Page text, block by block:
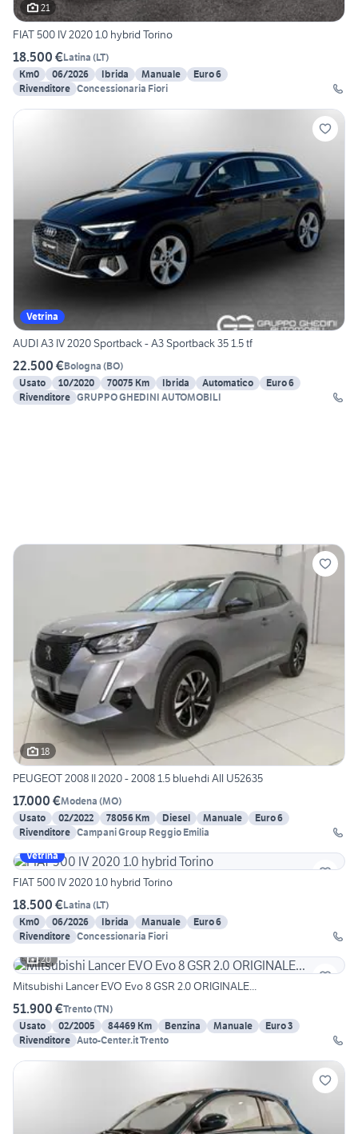
21
FIAT 500 IV 2020 1.0 hybrid Torino
18.500 €Latina (LT)
Km0
06/2026 Ibrida Manuale
Euro 6
Rivenditore Concessionaria Fiori
Vetrina
AUDI A3 IV 2020 Sportback - A3 Sportback 35 1.5 tf
22.500 €Bologna (BO)
Usato
10/2020 70075 Km Ibrida Automatico
Euro 6
Rivenditore GRUPPO GHEDINI AUTOMOBILI
18
PEUGEOT 2008 II 2020 - 2008 1.5 bluehdi All U52635
17.000 €Modena (MO)
Usato
02/2022 78056 Km Diesel Manuale
Euro 6
Rivenditore Campani Group Reggio Emilia
Vetrina
FIAT 500 IV 2020 1.0 hybrid Torino
18.500 €Latina (LT)
Km0
06/2026 Ibrida Manuale
Euro 6
Rivenditore Concessionaria Fiori
20
Mitsubishi Lancer EVO Evo 8 GSR 2.0 ORIGINALE...
51.900 €Trento(TN)
Usato
02/2005 84469 Km Benzina Manuale
Euro 3
Rivenditore Auto-Center.it Trento